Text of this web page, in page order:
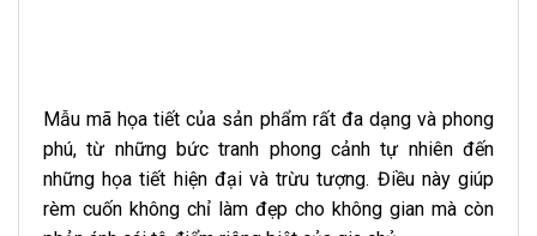
Mẫu mã họa tiết của sản phẩm rất đa dạng và phong
phú, từ những bức tranh phong cảnh tự nhiên đến
những họa tiết hiện đại và trừu tượng. Điều này giúp
rèm cuốn không chỉ làm đẹp cho không gian mà còn